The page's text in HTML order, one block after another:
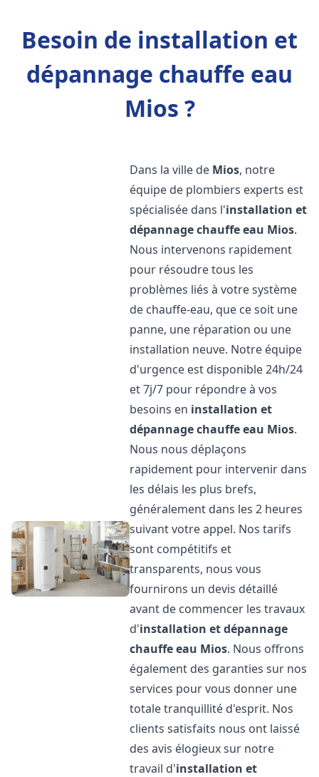
Besoin de installation et
dépannage chauffe eau
Mios ?
Dans la ville de Mios, notre
équipe de plombiers experts est
spécialisée dans l'installation et
dépannage chauffe eau Mios.
Nous intervenons rapidement
pour résoudre tous les
problèmes liés à votre système
de chauffe-eau, que ce soit une
panne, une réparation ou une
installation neuve. Notre équipe
d'urgence est disponible 24h/24
et 7j/7 pour répondre à vos
besoins en installation et
dépannage chauffe eau Mios.
Nous nous déplaçons
rapidement pour intervenir dans
les délais les plus brefs,
généralement dans les 2 heures
suivant votre appel. Nos tarifs
sont compétitifs et
transparents, nous vous
fournirons un devis détaillé
avant de commencer les travaux
d'installation et dépannage
chauffe eau Mios. Nous offrons
également des garanties sur nos
services pour vous donner une
totale tranquillité d'esprit. Nos
clients satisfaits nous ont laissé
des avis élogieux sur notre
travail d'installation et